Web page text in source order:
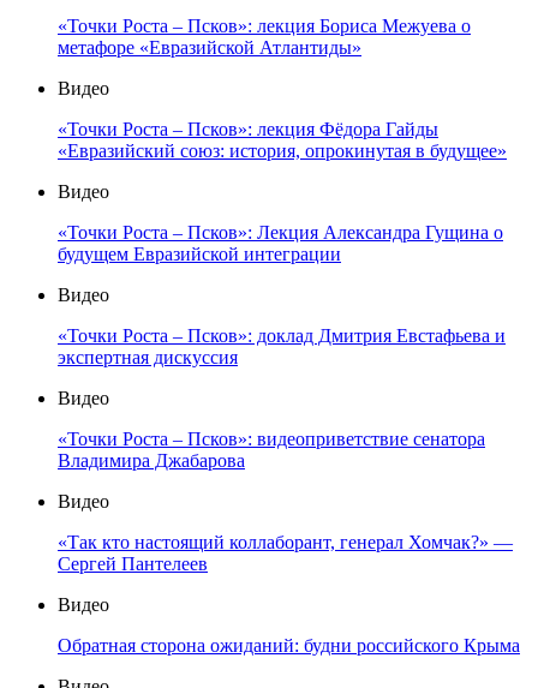
«Точки Роста – Псков»: лекция Бориса Межуева о
метафоре «Евразийской Атлантиды»
Видео
«Точки Роста – Псков»: лекция Фёдора Гайды
«Евразийский союз: история, опрокинутая в будущее»
Видео
«Точки Роста – Псков»: Лекция Александра Гущина о
будущем Евразийской интеграции
Видео
«Точки Роста – Псков»: доклад Дмитрия Евстафьева и
экспертная дискуссия
Видео
«Точки Роста – Псков»: видеоприветствие сенатора
Владимира Джабарова
Видео
«Так кто настоящий коллаборант, генерал Хомчак?» —
Сергей Пантелеев
Видео
Обратная сторона ожиданий: будни российского Крыма